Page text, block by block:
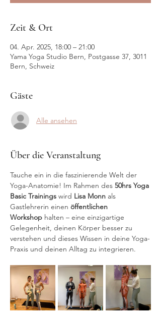
Zeit & Ort
04. Apr. 2025, 18:00 – 21:00
Yama Yoga Studio Bern, Postgasse 37, 3011
Bern, Schweiz
Gäste
Alle ansehen
Über die Veranstaltung
Tauche ein in die faszinierende Welt der
Yoga-Anatomie! Im Rahmen des 50hrs Yoga
Basic Trainings wird Lisa Monn als
Gastlehrerin einen öffentlichen
Workshop halten – eine einzigartige
Gelegenheit, deinen Körper besser zu
verstehen und dieses Wissen in deine Yoga-
Praxis und deinen Alltag zu integrieren.